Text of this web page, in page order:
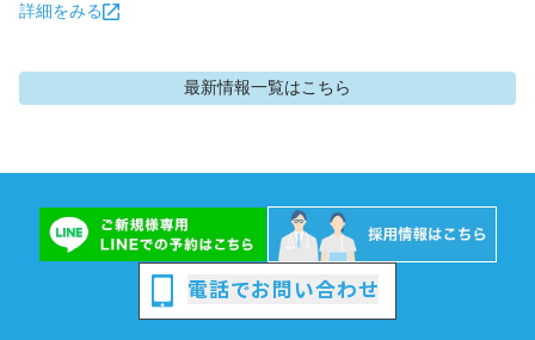
詳細をみる
最新情報一覧はこちら
電話でお問い合わせ